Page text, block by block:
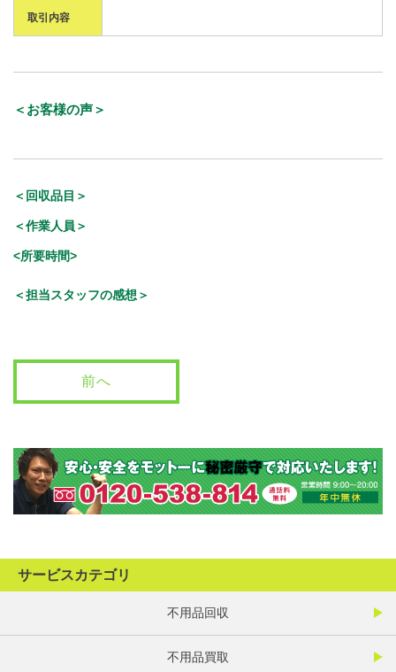
取引内容
＜お客様の声＞
＜回収品目＞
＜作業人員＞
<所要時間>
＜担当スタッフの感想＞
前へ
サービスカテゴリ
不用品回収
不用品買取